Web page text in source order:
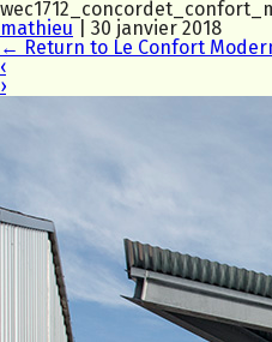
mathieu
30 janvier 2018
← Return to Le Confort
‹
›